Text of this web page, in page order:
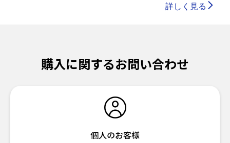
詳しく見る
購入に関するお問い合わせ
個人のお客様